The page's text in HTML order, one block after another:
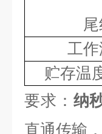
工
贮存温
要求： 纳
直通传输